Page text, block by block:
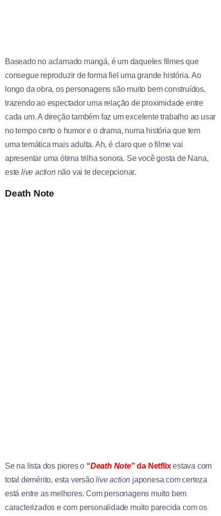
Baseado no aclamado mangá, é um daqueles filmes que
consegue reproduzir de forma fiel uma grande história. Ao
longo da obra, os personagens são muito bem construídos,
trazendo ao espectador uma relação de proximidade entre
cada um. A direção também faz um excelente trabalho ao usar
no tempo certo o humor e o drama, numa história que tem
uma temática mais adulta. Ah, é claro que o filme vai
apresentar uma ótima trilha sonora. Se você gosta de Nana,
este live actionnão vai te decepcionar.
Death Note
Se na lista dos piores o “Death Note” da Netflixestava com
total demérito, esta versãolive action japonesa com certeza
está entre as melhores. Com personagens muito bem
caracterizados e com personalidade muito parecida com os